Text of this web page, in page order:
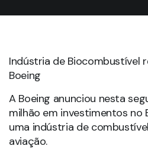
Indústria de Biocombustível
Boeing
A Boeing anunciou nesta
milhão em investimentos no
uma indústria de
aviação.